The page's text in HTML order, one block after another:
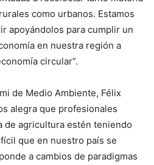
como urbanos. Estamos
apoyándolos para cumplir un
en nuestra región a
circular”.
de Medio Ambiente, Félix
alegra que profesionales
de agricultura estén teniendo
que en nuestro país se
a cambios de paradigmas